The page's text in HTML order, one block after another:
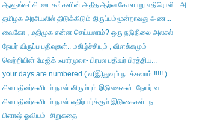
ஆளுங்கட்சி ஊடகங்களின் அதீத ஆர்வ கோளாறு எதிரொலி - அ...
தமிழக அரசியலில் திடுக்கிடும் திருப்பம்மூன்றாவது அண...
வைகோ , மதிமுக என்ன செய்யலாம்? ஒரு நடுநிலை அலசல்
நேயர் விருப்ப பதிவுகள்.. மகிழ்ச்சியும் , விளக்கமும்
வெற்றியின் மேஜிக் ஃபார்முலா- பிரபல பதிவர் பிரத்திய...
your days are numbered ( எ(இ)துவும் நடக்கலாம் !!!!! )
சில பதிவர்களிடம் நான் விரும்பும் இடுகைகள்- நேயர் வ...
சில பதிவர்களிடம் நான் எதிர்பார்க்கும் இடுகைகள்- ந...
பிளாஷ் ஓவியம்- சிறுகதை